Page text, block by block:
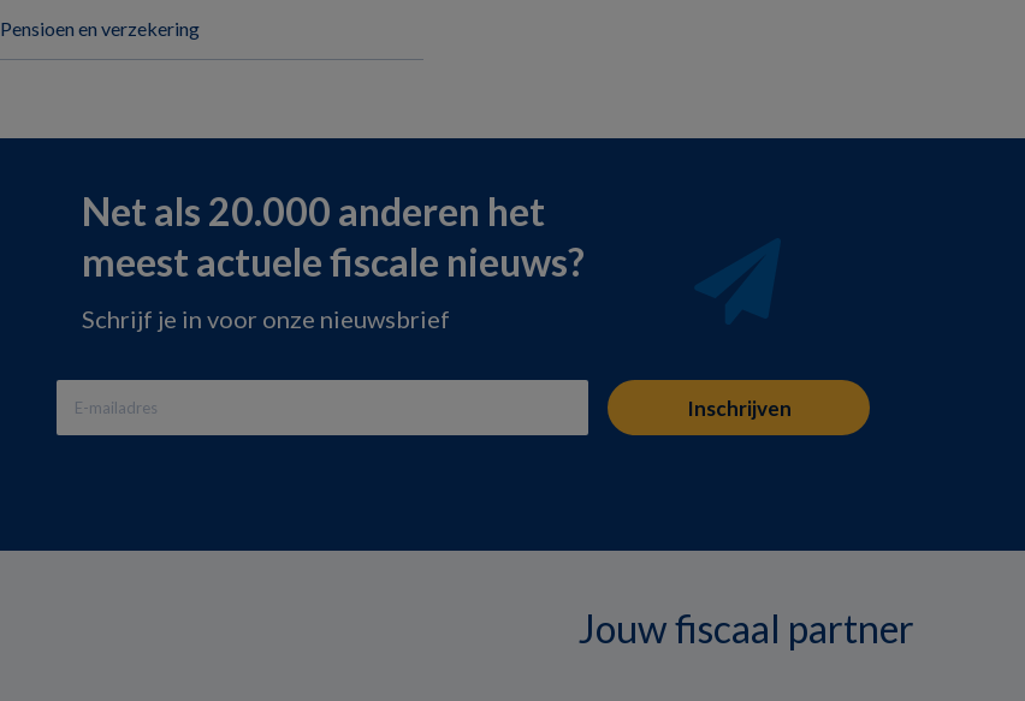
Pensioen en verzekering
Net als 20.000 anderen het
meest actuele fiscale nieuws?
Schrijf je in voor onze nieuwsbrief
Jouw fiscaal partner